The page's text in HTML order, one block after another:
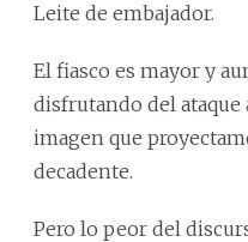
Leite de embajador.
El fiasco es mayor y
disfrutando del
imagen que
decadente.
Pero lo peor del